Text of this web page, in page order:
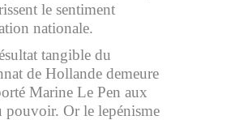
le sentiment
nationale.
tangible du
de Hollande demeure
Marine Le Pen aux
pouvoir. Or le lepénisme